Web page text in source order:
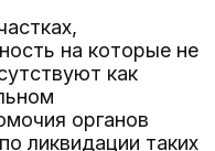
на которые не
как
органов
ликвидации таких